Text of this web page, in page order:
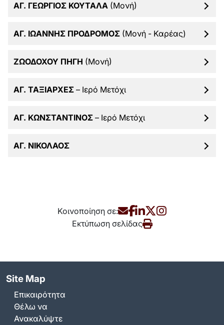
ΑΓ. ΓΕΩΡΓΙΟΣ ΚΟΥΤΑΛΑ (Μονή)
ΑΓ. ΙΩΑΝΝΗΣ ΠΡΟΔΡΟΜΟΣ (Μονή - Καρέας)
ΖΩΟΔΟΧΟΥ ΠΗΓΗ (Μονή)
ΑΓ. ΤΑΞΙΑΡΧΕΣ – Ιερό Μετόχι
ΑΓ. ΚΩΝΣΤΑΝΤΙΝΟΣ – Ιερό Μετόχι
ΑΓ. ΝΙΚΟΛΑΟΣ
Κοινοποίηση σε:
Εκτύπωση σελίδας
Site Map
Επικαιρότητα
Θέλω να
Ανακαλύψτε